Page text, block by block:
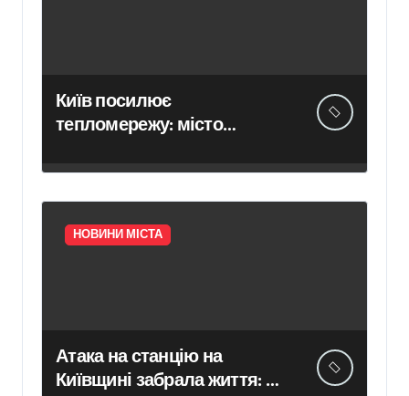
Київ посилює
тепломережу: місто
відновлення
законтрактували резервні
потужності понад 1,5 ГВт
НОВИНИ МІСТА
Атака на станцію на
Київщині забрала життя: в